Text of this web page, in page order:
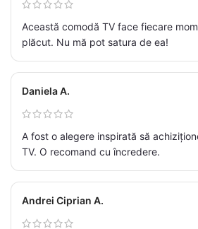
Această comodă TV face fiecare
plăcut. Nu mă pot satura de ea!
Daniela A.
A fost o alegere inspirată să
TV. O recomand cu încredere.
Andrei Ciprian A.